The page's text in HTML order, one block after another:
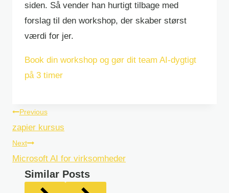
siden. Så vender han hurtigt tilbage med
forslag til den workshop, der skaber størst
værdi for jer.
Book din workshop og gør dit team AI-dygtigt
på 3 timer
Post
navigation
Previous
zapier kursus
Next
Microsoft AI for virksomheder
Similar Posts